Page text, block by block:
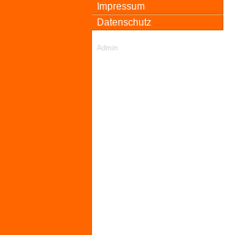
Impressum
Datenschutz
Admin